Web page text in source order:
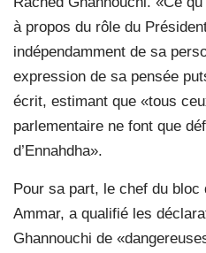
à propos du rôle du
indépendamment de sa
expression de sa pensée
écrit, estimant que «tous
parlementaire ne font que
d’Ennahdha».
Pour sa part, le chef du bloc
Ammar, a qualifié les
Ghannouchi de